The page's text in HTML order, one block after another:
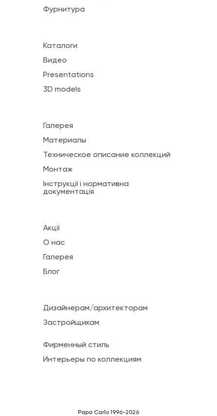
Фурнитура
Каталоги
Видео
Presentations
3D models
Галерея
Материалы
Техническое описание коллекций
Монтаж
Інструкції і нормативна
документація
Акції
О нас
Галерея
Блог
Дизайнерам/архитекторам
Застройщикам
Фирменный стиль
Интерьеры по коллекциям
Papa Carlo 1996-2026